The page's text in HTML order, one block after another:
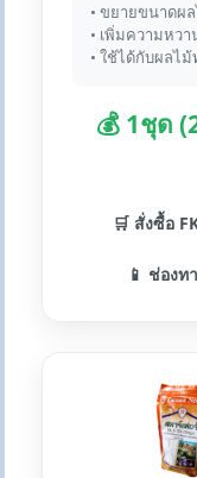
• ขยายขนาดผ
• เพิ่มความหว
• ใช้ได้กับผลไ
💰 1ชุด
🛒 สั่งซื้อ
📱 ช่องท